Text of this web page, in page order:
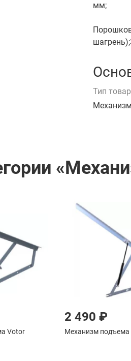
мм;
Тип
Votor
2 490 ₽
Механизм подъема